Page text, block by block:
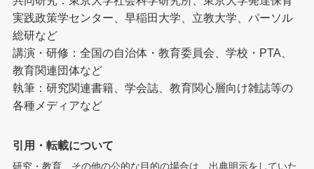
実践政策学センター、早稲田大学、立教大学、パーソル
総研など
講演・研修：全国の自治体・教育委員会、学校・PTA、
教育関連団体など
執筆：研究関連書籍、学会誌、教育関心層向け雑誌等の
各種メディアなど
引用・転載について
研究・教育、その他の公的な目的の場合は、出典明示をしていた